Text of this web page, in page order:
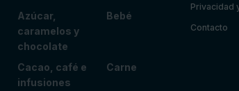
Azúcar,
caramelos y
chocolate
Bebé
Cacao, café e
infusiones
Carne
Privacidad
Contacto